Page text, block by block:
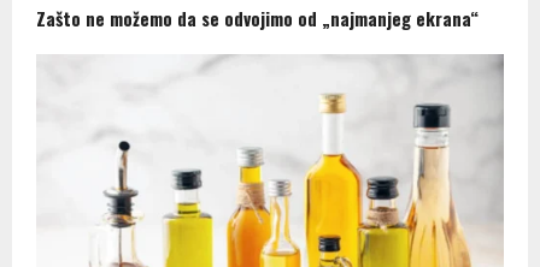
Zašto ne možemo da se odvojimo od „najmanjeg ekrana“